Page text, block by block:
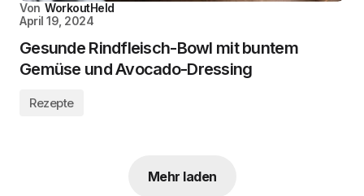
Von WorkoutHeld
April 19, 2024
Gesunde Rindfleisch-Bowl mit buntem
Gemüse und Avocado-Dressing
Rezepte
Mehr laden